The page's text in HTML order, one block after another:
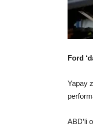
Ford
Yapay
ABD’li